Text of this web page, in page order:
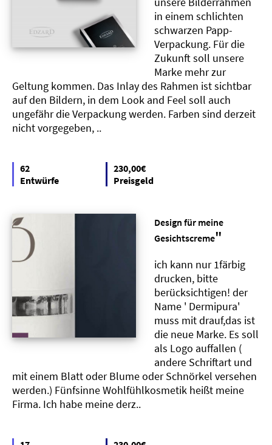
in einem schlichten
schwarzen Papp-
Verpackung. Für die
Zukunft soll unsere
Marke mehr zur
Geltung kommen. Das Inlay des Rahmen ist sichtbar
auf den Bildern, in dem Look and Feel soll auch
ungefähr die Verpackung werden. Farben sind derzeit
nicht vorgegeben, ..
62
Entwürfe
230,00€
Preisgeld
Design für meine
Gesichtscreme"
ich kann nur 1färbig
drucken, bitte
berücksichtigen! der
Name ' Dermipura'
muss mit drauf,das ist
die neue Marke. Es soll
als Logo auffallen (
andere Schriftart und
mit einem Blatt oder Blume oder Schnörkel versehen
werden.) Fünfsinne Wohlfühlkosmetik heißt meine
Firma. Ich habe meine derz..